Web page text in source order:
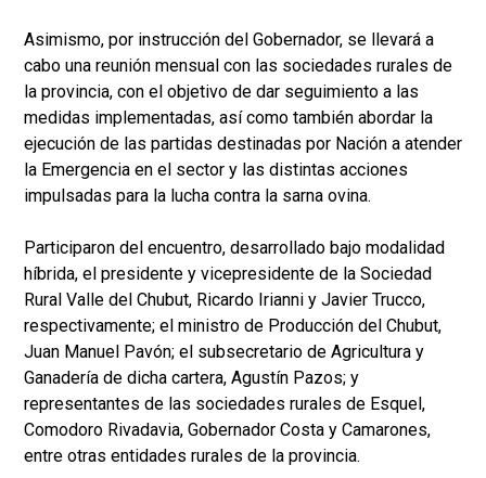
Asimismo, por instrucción del Gobernador, se llevará a
cabo una reunión mensual con las sociedades rurales de
la provincia, con el objetivo de dar seguimiento a las
medidas implementadas, así como también abordar la
ejecución de las partidas destinadas por Nación a atender
la Emergencia en el sector y las distintas acciones
impulsadas para la lucha contra la sarna ovina.
Participaron del encuentro, desarrollado bajo modalidad
híbrida, el presidente y vicepresidente de la Sociedad
Rural Valle del Chubut, Ricardo Irianni y Javier Trucco,
respectivamente; el ministro de Producción del Chubut,
Juan Manuel Pavón; el subsecretario de Agricultura y
Ganadería de dicha cartera, Agustín Pazos; y
representantes de las sociedades rurales de Esquel,
Comodoro Rivadavia, Gobernador Costa y Camarones,
entre otras entidades rurales de la provincia.